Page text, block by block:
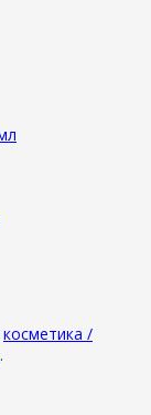
косметика /
.